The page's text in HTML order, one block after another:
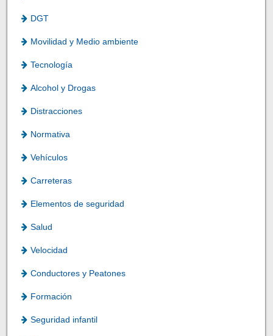
DGT
Movilidad y Medio ambiente
Tecnología
Alcohol y Drogas
Distracciones
Normativa
Vehículos
Carreteras
Elementos de seguridad
Salud
Velocidad
Conductores y Peatones
Formación
Seguridad infantil